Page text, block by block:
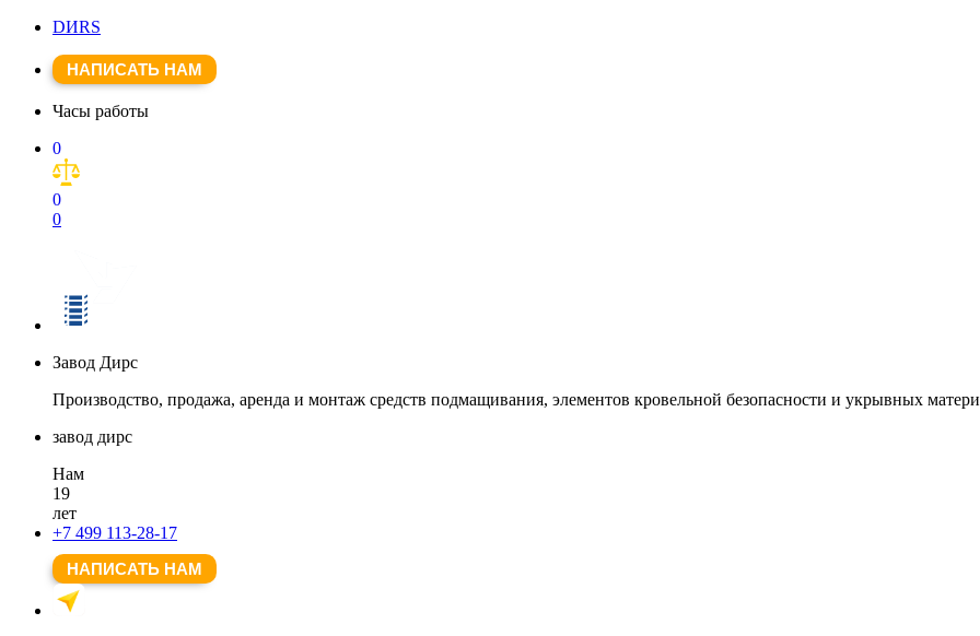
DИRS
НАПИСАТЬ НАМ
Часы работы
0
0
0
Завод Дирс
Производство, продажа, аренда и монтаж средств подмащивания, элементов кровельной безопасности и укрывных
завод дирс
Нам
19
лет
+7 499 113-28-17
НАПИСАТЬ НАМ